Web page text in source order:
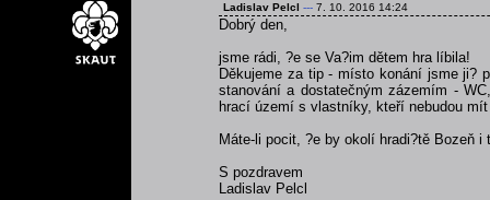
Ladislav Pelcl --- 7. 10. 2016 14:24
Dobrý den,
jsme rádi, ?e se Va?im dětem hra líbila!
Děkujeme za tip - místo konání jsme ji?
stanování a dostatečným zázemím -
hrací území s vlastníky, kteří nebudou
Máte-li pocit, ?e by okolí hradi?tě Bozeň
S pozdravem
Ladislav Pelcl